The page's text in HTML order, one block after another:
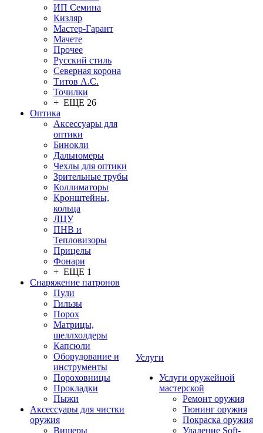
ИП Семина
Кизляр
Мастер-Гарант
Мачете
Прочее
Русский стиль
Северная корона
Титов А.С.
Точилки
+ ЕЩЕ 26
Оптика
Аксессуары для
оптики
Бинокли
Дальномеры
Чехлы для оптики
Зрительные трубы
Коллиматоры
Кронштейны,
кольца
ЛЦУ
ПНВ и
Тепловизоры
Прицелы
Фонари
+ ЕЩЕ 1
Снаряжение патронов
Пули
Гильзы
Порох
Матрицы,
шеллхолдеры
Капсюли
Оборудование и
инструменты
Пороховницы
Прокладки
Пыжи
Аксессуары для чистки
оружия
Вишеры
Услуги
Услуги оружейной
мастерской
Ремонт оружия
Тюнинг оружия
Покраска оружия
Удаление Soft-